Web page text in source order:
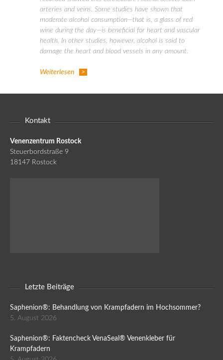
arteries and veins. Some studies have shown that
moderate alcohol consumption—that is, a glass of red
wine during the day—is beneficial for heart and vascular
health. In other studies, however, alcohol is said to
damage the heart and blood vessels in any amount.
Weiterlesen
Kontakt
Venenzentrum Rostock
Steuerbordstraße 9
18147 Rostock
Letzte Beiträge
Saphenion®: Behandlung von Krampfadern im Hochsommer?
5. August 2026
Saphenion®: Faktencheck VenaSeal® Venenkleber für
Krampfadern